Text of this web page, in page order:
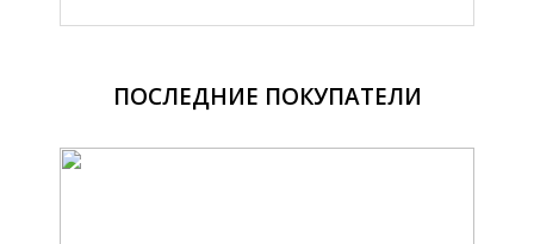
ПОСЛЕДНИЕ ПОКУПАТЕЛИ